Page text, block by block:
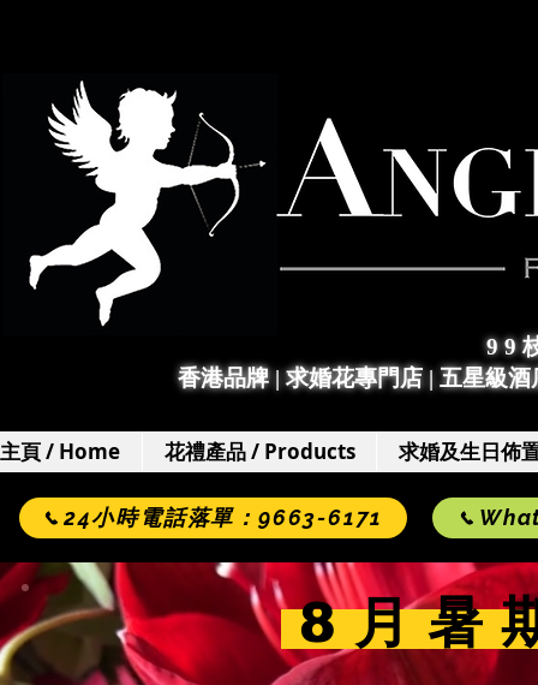
9 9
香港品牌 | 求婚花專門店| 五星級
主頁 / Home 花禮產品 / Products 求婚及生日佈
24小時電話落單：9663-6171
8 月 暑